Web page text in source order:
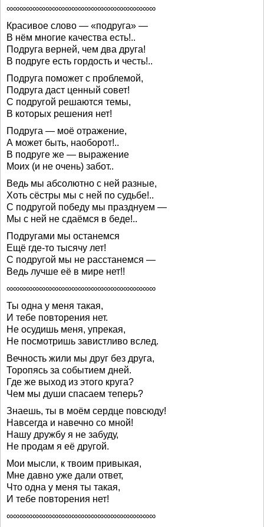
∞∞∞∞∞∞∞∞∞∞∞∞∞∞∞∞∞∞∞∞∞∞∞
Красивое слово — «подруга» —
В нём многие качества есть!..
Подруга верней, чем два друга!
В подруге есть гордость и честь!..
Подруга поможет с проблемой,
Подруга даст ценный совет!
С подругой решаются темы,
В которых решения нет!
Подруга — моё отражение,
А может быть, наоборот!..
В подруге же — выражение
Моих (и не очень) забот..
Ведь мы абсолютно с ней разные,
Хоть сёстры мы с ней по судьбе!..
С подругой победу мы празднуем —
Мы с ней не сдаёмся в беде!..
Подругами мы останемся
Ещё где-то тысячу лет!
С подругой мы не расстанемся —
Ведь лучше её в мире нет!!
∞∞∞∞∞∞∞∞∞∞∞∞∞∞∞∞∞∞∞∞∞∞∞
Ты одна у меня такая,
И тебе повторения нет.
Не осудишь меня, упрекая,
Не посмотришь завистливо вслед.
Вечность жили мы друг без друга,
Торопясь за событием дней.
Где же выход из этого круга?
Чем мы души спасаем теперь?
Знаешь, ты в моём сердце повсюду!
Навсегда и навечно со мной!
Нашу дружбу я не забуду,
Не продам я её другой.
Мои мысли, к твоим привыкая,
Мне давно уже дали ответ,
Что одна у меня ты такая,
И тебе повторения нет!
∞∞∞∞∞∞∞∞∞∞∞∞∞∞∞∞∞∞∞∞∞∞∞